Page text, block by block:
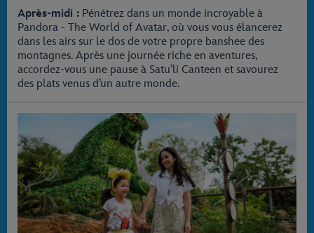
Après-midi : Pénétrez dans un monde incroyable à
Pandora - The World of Avatar, où vous vous élancerez
dans les airs sur le dos de votre propre banshee des
montagnes. Après une journée riche en aventures,
accordez-vous une pause à Satu’li Canteen et savourez
des plats venus d’un autre monde.